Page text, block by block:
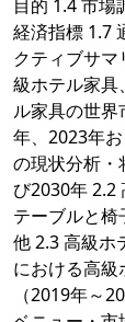
目的 1.4 市
経済指標 1.7
クティブサ
級ホテル家具
ル家具の世
年、2023年
の現状分析・
び2030年 2.2
テーブルと椅
他 2.3 高級ホ
における高
（2019年～